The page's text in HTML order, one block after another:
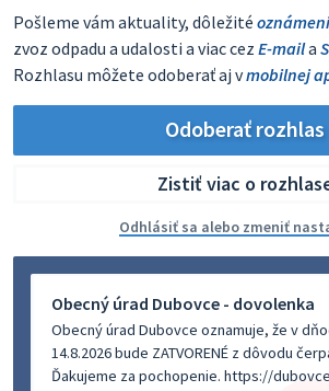
Pošleme vám aktuality, dôležité
zvoz odpadu a udalosti a viac cez E-maila
Rozhlasu môžete odoberať aj vmobilnej
Odoberať rozhlas
Zistiť viac o
Odhlásiť sa alebo zmeniť
Obecný úrad Dubovce - dovolenka
Obecný úrad Dubovce oznamuje, že v
14.8.2026 bude ZATVORENÉ z dôvodu
Ďakujeme za pochopenie. https://